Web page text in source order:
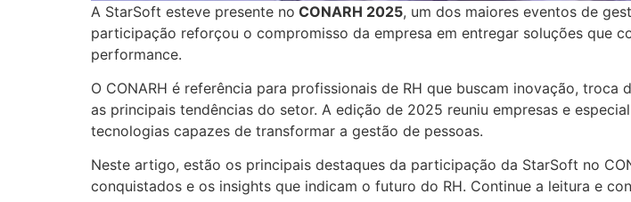
A StarSoft esteve presente no CONARH 2025, um dos maiores eventos de
participação reforçou o compromisso da empresa em entregar soluções que
performance.
O CONARH é referência para profissionais de RH que buscam inovação, troca
as principais tendências do setor. A edição de 2025 reuniu empresas e
tecnologias capazes de transformar a gestão de pessoas.
Neste artigo, estão os principais destaques da participação da StarSoft no
conquistados e os insights que indicam o futuro do RH. Continue a leitura e